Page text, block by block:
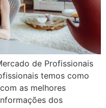
de Profissionais
temos como
as melhores
dos